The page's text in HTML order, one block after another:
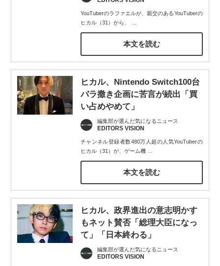
YouTuberのラファエルが、親交のあるYouTuberの
ヒカル（31）から、
本文を読む
ヒカル、Nintendo Switch100台
バラ撒き企画に苦言が続出「買
い占めやめて」
編集部が選んだ気になるニュース
EDITORS VISION
チャンネル登録者数480万人超の人気YouTuberの
ヒカル（31）が、ゲーム機…
本文を読む
ヒカル、政界進出の意志明かす
もネット賛否「総理大臣になっ
て」「日本終わる」
編集部が選んだ気になるニュース
EDITORS VISION